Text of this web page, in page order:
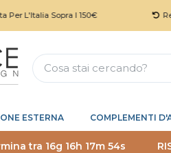
Sopra I 150€ Reso 30
ESTERNA COMPLEMENTI
tra 16g 16h 17m 53s